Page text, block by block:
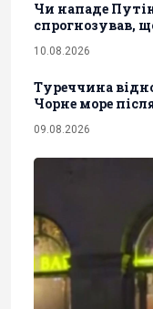
Чи нападе
спрогнозував,
10.08.2026
Туреччина
Чорне море
09.08.2026